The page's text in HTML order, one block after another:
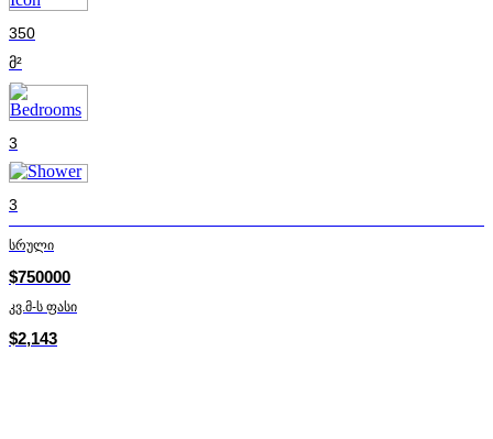
350
მ²
3
3
სრული
$750000
კვ.მ-ს ფასი
$2,143